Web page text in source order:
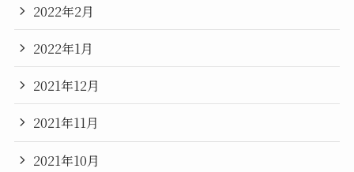
2022年2月
2022年1月
2021年12月
2021年11月
2021年10月